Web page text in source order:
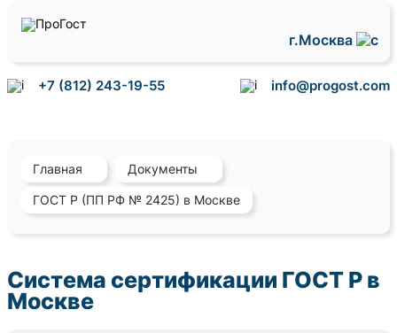
г.Москва
+7 (812) 243-19-55 info@progost.com
Главная Документы
ГОСТ Р (ПП РФ № 2425) в Москве
Система сертификации ГОСТ Р в
Москве